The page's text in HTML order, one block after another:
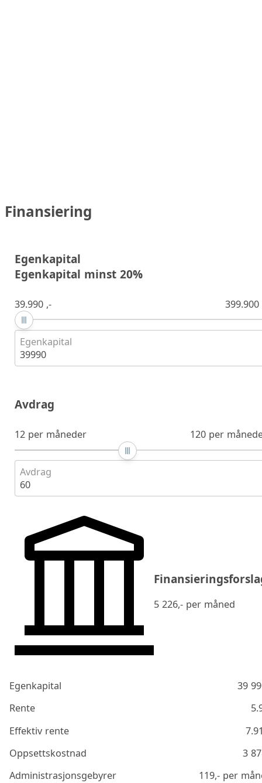
Finansiering
Egenkapital
Egenkapital minst 20%
39.990 ,- 399.900
Egenkapital
39990
Avdrag
12 per måneder 120 per
Avdrag
60
5 226,- per måned
Egenkapital
39
Rente
Effektiv rente
Oppsettskostnad
3
Administrasjonsgebyrer
119,- per